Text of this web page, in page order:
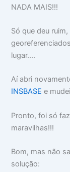
NADA MAIS!!!
Só que deu
lugar....
Aí abri
INSBASE e
Pronto, foi só
maravilhas!!!
Bom, mas não
solução: